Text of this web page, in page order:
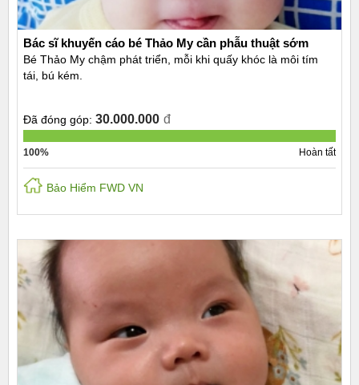
Bác sĩ khuyến cáo bé Thảo My cần phẫu thuật sớm
Bé Thảo My chậm phát triển, mỗi khi quấy khóc là môi tím
tái, bú kém.
Đã đóng góp: 30.000.000 đ
100% Hoàn tất
Bảo Hiểm FWD VN